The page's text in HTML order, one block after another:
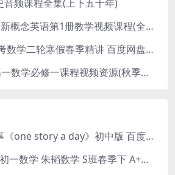
音频课程全集(上下五千年)
[胡金铭 Diana]新概念英语第1册教学视频课程(全集 百度网盘下载)
胡源2024届高考数学二轮寒假春季精讲 百度网盘分享
2022赵礼显高一数学必修一课程视频资源(秋季班 含讲义)百度网盘云
一天一个小故事《one story a day》初中版 百度网盘分享下载
初中数学 2024初一数学 朱韬数学 S班春季下 A+班春季下 百度云网盘